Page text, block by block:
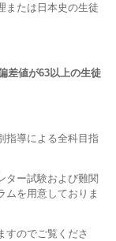
または日本史の生徒
差値が63以上の生徒
指導による全科目指
ター試験および難関
ムを用意しておりま
すのでご覧くださ